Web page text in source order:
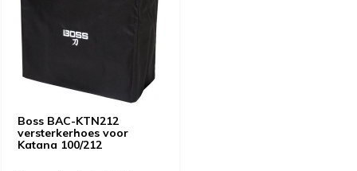
Boss BAC-KTN212
versterkerhoes voor
Katana 100/212